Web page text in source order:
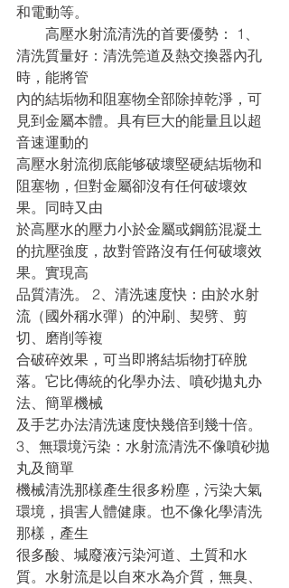
和電動等。
高壓水射流清洗的首要優勢： 1、
清洗質量好：清洗筦道及熱交換器內孔
時，能將管
內的結垢物和阻塞物全部除掉乾淨，可
見到金屬本體。具有巨大的能量且以超
音速運動的
高壓水射流彻底能够破壞堅硬結垢物和
阻塞物，但對金屬卻沒有任何破壞效
果。同時又由
於高壓水的壓力小於金屬或鋼筋混凝土
的抗壓強度，故對管路沒有任何破壞效
果。實現高
品質清洗。 2、清洗速度快：由於水射
流（國外稱水彈）的沖刷、契劈、剪
切、磨削等複
合破碎效果，可当即將結垢物打碎脫
落。它比傳統的化學办法、噴砂拋丸办
法、簡單機械
及手艺办法清洗速度快幾倍到幾十倍。
3、無環境污染：水射流清洗不像噴砂拋
丸及簡單
機械清洗那樣產生很多粉塵，污染大氣
環境，損害人體健康。也不像化學清洗
那樣，產生
很多酸、堿廢液污染河道、土質和水
質。水射流是以自來水為介質，無臭、